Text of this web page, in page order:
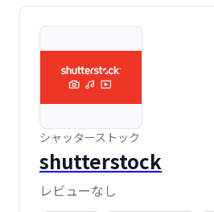
シャッターストック
shutterstock
レビューなし